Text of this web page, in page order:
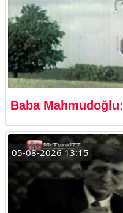
Baba Mahmudoğlu:
05-08-2026 13:15